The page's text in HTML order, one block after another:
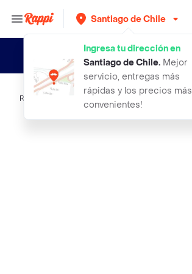
Santiago de Chile
Ingresa tu dirección en
Santiago de Chile. Mejor
servicio, entregas más
rápidas y los precios más
convenientes!
Rappi big time ultra frutilla 14 g